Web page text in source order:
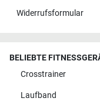
Widerrufsformular
BELIEBTE
Crosstrainer
Laufband